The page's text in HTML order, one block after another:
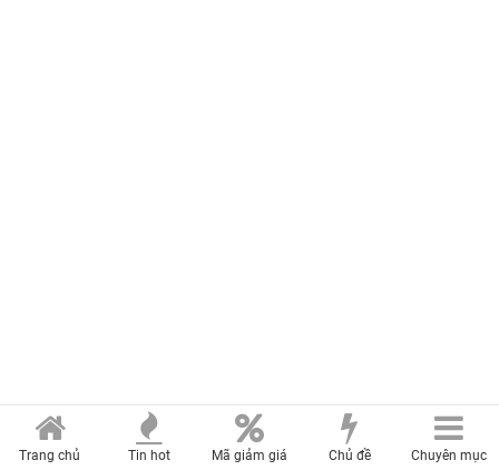
Trang chủ Tin hot Mã giảm giá Chủ đề Chuyên mục